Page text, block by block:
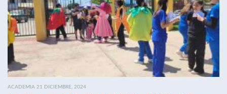
ACADEMIA 21 DICIEMBRE, 2024